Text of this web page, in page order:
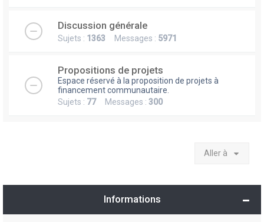
Discussion générale
Sujets : 1363 Messages : 5971
Propositions de projets
Espace réservé à la proposition de projets à
financement communautaire.
Sujets : 77Messages : 300
Aller à
Informations